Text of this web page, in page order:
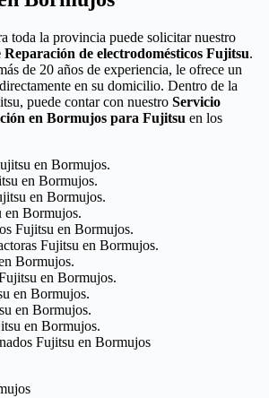
toda la provincia puede solicitar nuestro
Reparación de electrodomésticos Fujitsu.
de 20 años de experiencia, le ofrece un
en su domicilio. Dentro de la
puede contar con nuestro Servicio
en Bormujos para Fujitsu en los
en Bormujos.
en Bormujos.
en Bormujos.
en Bormujos.
Fujitsu en Bormujos.
Fujitsu en Bormujos.
Bormujos.
en Bormujos.
en Bormujos.
en Bormujos.
en Bormujos.
Fujitsu en Bormujos